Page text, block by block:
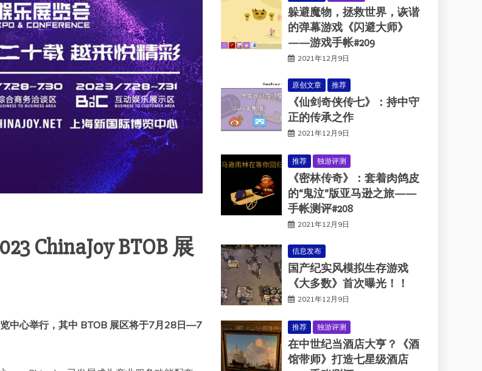
ChinaJoy BTOB 展
中心举行，其中 BTOB 展区将于7月28日—7
躲避魔物，拯救世界，诙谐
的弹幕游戏《闪避大师》
——游戏手帐#209
2021年12月9日
原创文章 推荐
《仙剑奇侠传七》：持中守
正的传承之作
2021年12月9日
推荐 独游评测
《密林传奇》：套着肉鸽皮
的“鬼泣”版亚马逊之旅——
手帐测评#208
2021年12月9日
信息发布
国产纪实风模拟生存游戏
《大多数》首次曝光！！
2021年12月9日
推荐 独游评测
在中世纪当酒店大亨？《酒
馆带师》打造七星级酒店